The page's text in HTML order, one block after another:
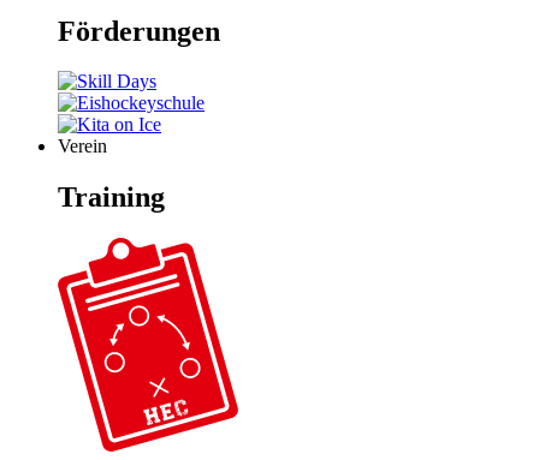
Förderungen
Verein
Training